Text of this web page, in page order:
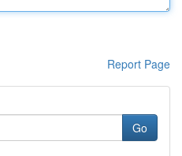
Report Page
Go